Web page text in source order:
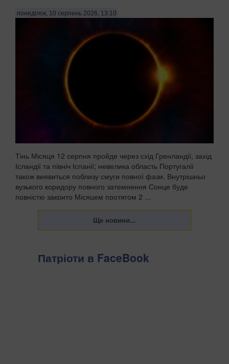
понеділок, 10 серпень 2026, 13:10
Тінь Місяця 12 серпня пройде через схід Гренландії, захід
Ісландії та північ Іспанії; невелика область Португалії
також виявиться поблизу смуги повної фази. Внутрішньо
вузького коридору повного затемнення Сонце буде
повністю закрито Місяцем протягом 2 ...
Патріоти в FaceBook